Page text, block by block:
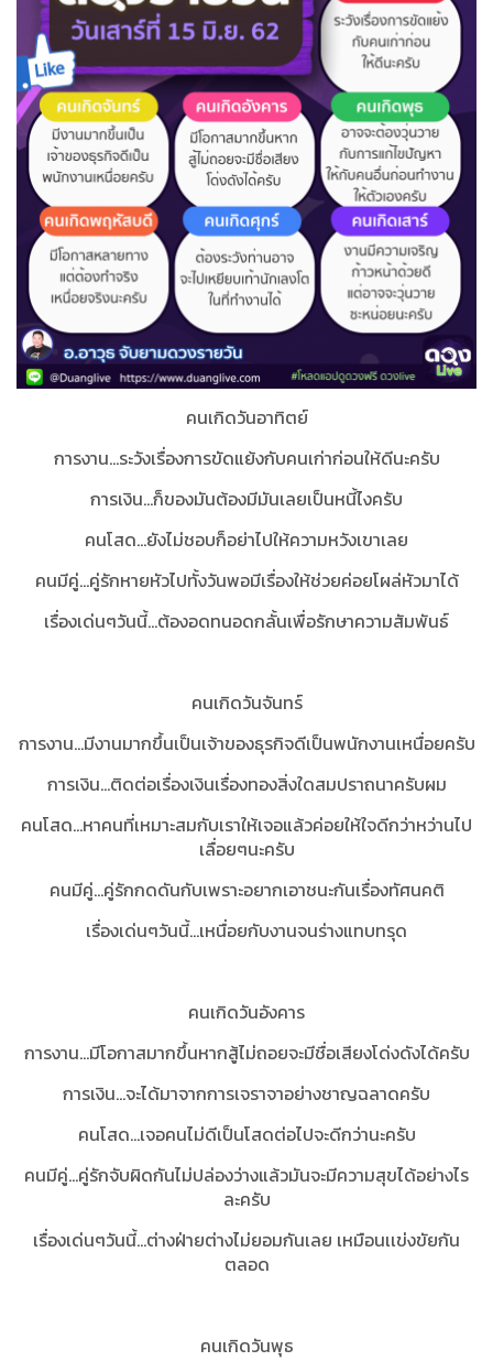
คนเกิดวันอาทิตย์
การงาน...ระวังเรื่องการขัดแย้งกับคนเก่าก่อนให้ดีนะครับ
การเงิน...ก็ของมันต้องมีมันเลยเป็นหนี้ไงครับ
คนโสด...ยังไม่ชอบก็อย่าไปให้ความหวังเขาเลย
คนมีคู่...คู่รักหายหัวไปทั้งวันพอมีเรื่องให้ช่วยค่อยโผล่หัวมาได้
เรื่องเด่นๆวันนี้...ต้องอดทนอดกลั้นเพื่อรักษาความสัมพันธ์
คนเกิดวันจันทร์
การงาน...มีงานมากขึ้นเป็นเจ้าของธุรกิจดีเป็นพนักงานเหนื่อยครับ
การเงิน...ติดต่อเรื่องเงินเรื่องทองสิ่งใดสมปราถนาครับผม
คนโสด...หาคนที่เหมาะสมกับเราให้เจอแล้วค่อยให้ใจดีกว่าหว่านไป
เลื่อยๆนะครับ
คนมีคู่...คู่รักกดดันกับเพราะอยากเอาชนะกันเรื่องทัศนคติ
เรื่องเด่นๆวันนี้...เหนื่อยกับงานจนร่างแทบทรุด
คนเกิดวันอังคาร
การงาน...มีโอกาสมากขึ้นหากสู้ไม่ถอยจะมีชื่อเสียงโด่งดังได้ครับ
การเงิน...จะได้มาจากการเจราจาอย่างชาญฉลาดครับ
คนโสด...เจอคนไม่ดีเป็นโสดต่อไปจะดีกว่านะครับ
คนมีคู่...คู่รักจับผิดกันไม่ปล่องว่างแล้วมันจะมีความสุขได้อย่างไร
ละครับ
เรื่องเด่นๆวันนี้...ต่างฝ่ายต่างไม่ยอมกันเลย เหมือนเเข่งขัยกัน
ตลอด
คนเกิดวันพุธ